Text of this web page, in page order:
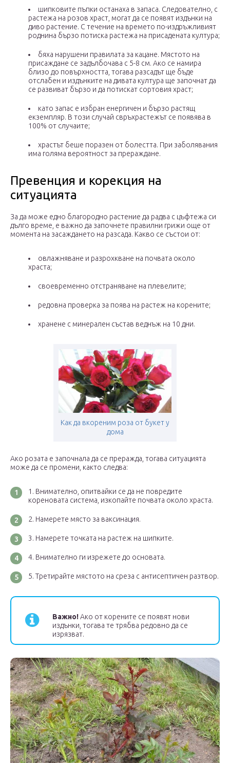
шипковите пъпки останаха в запаса. Следователно, с
растежа на розов храст, могат да се появят издънки на
диво растение. С течение на времето по-издръжливият
роднина бързо потиска растежа на присадената култура;
бяха нарушени правилата за кацане. Мястото на
присаждане се задълбочава с 5-8 см. Ако се намира
близо до повърхността, тогава разсадът ще бъде
отслабен и издънките на дивата култура ще започнат да
се развиват бързо и да потискат сортовия храст;
като запас е избран енергичен и бързо растящ
екземпляр. В този случай свръхрастежът се появява в
100% от случаите;
храстът беше поразен от болестта. При заболявания
има голяма вероятност за прераждане.
Превенция и корекция на
ситуацията
За да може едно благородно растение да радва с цъфтежа си
дълго време, е важно да започнете правилни грижи още от
момента на засаждането на разсада. Какво се състои от:
овлажняване и разрохкване на почвата около
храста;
своевременно отстраняване на плевелите;
редовна проверка за поява на растеж на корените;
хранене с минерален състав веднъж на 10 дни.
Как да вкореним роза от букет у
дома
Ако розата е започнала да се преражда, тогава ситуацията
може да се промени, както следва:
Внимателно, опитвайки се да не повредите
кореновата система, изкопайте почвата около храста.
Намерете място за ваксинация.
Намерете точката на растеж на шипките.
Внимателно ги изрежете до основата.
Третирайте мястото на среза с антисептичен разтвор.
Важно!Ако от корените се появят нови
издънки, тогава те трябва редовно да се
изрязват.